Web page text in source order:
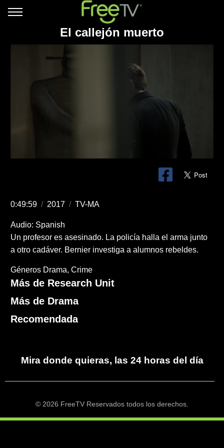
El callejón muerto
0:49:59 / 2017 / TV-MA
Audio: Spanish
Un profesor es asesinado. La policía halla el arma junto
a otro cadáver. Bernier investiga a alumnos rebeldes.
Géneros Drama Crime
Más de Research Unit
Más de Drama
Recomendada
Mira donde quieras, las 24 horas del día
© 2026 FreeTV Reservados todos los derechos.